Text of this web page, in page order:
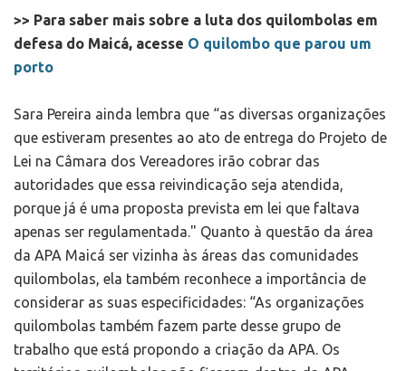
>> Para saber mais sobre a luta dos quilombolas em
defesa do Maicá, acesse O quilombo que parou um
porto
Sara Pereira ainda lembra que “as diversas organizações
que estiveram presentes ao ato de entrega do Projeto de
Lei na Câmara dos Vereadores irão cobrar das
autoridades que essa reivindicação seja atendida,
porque já é uma proposta prevista em lei que faltava
apenas ser regulamentada." Quanto à questão da área
da APA Maicá ser vizinha às áreas das comunidades
quilombolas, ela também reconhece a importância de
considerar as suas especificidades: “As organizações
quilombolas também fazem parte desse grupo de
trabalho que está propondo a criação da APA. Os